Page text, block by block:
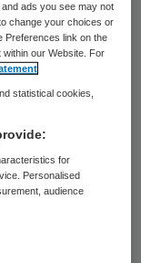
en DSW
en 2024
miljoenen
lid van
van het
leningen
ads you see may not
change your choices or
Preferences link on the
within our Website. For
statistical cookies,
for
Personalised
audience